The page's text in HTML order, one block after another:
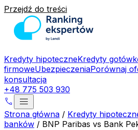
Przejdź do treści
Kredyty hipoteczneKredyty
firmoweUbezpieczeniaPorównaj
konsultacja
+48 775 503 930
phone menu
Strona główna / Kredyty
banków / BNP Paribas vs Bank